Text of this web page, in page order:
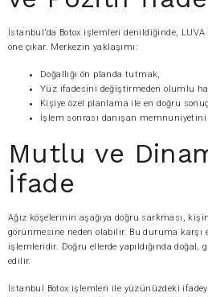
İstanbul’da Botox işlemleri denildiğinde,
öne çıkar. Merkezin yaklaşımı:
Doğallığı ön planda tutmak,
Yüz ifadesini değiştirmeden olumlu
Kişiye özel planlama ile en doğru
İşlem sonrası danışan
Mutlu ve
İfade
Ağız köşelerinin aşağıya doğru sarkması,
görünmesine neden olabilir. Bu duruma karşı
işlemleridir. Doğru ellerde yapıldığında
edilir.
İstanbul Botox işlemleri ile yüzünüzdeki